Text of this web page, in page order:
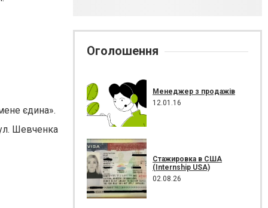
єдина».
Шевченка
Оголошення
Менеджер з продажів
12.01.16
Стажировка в США
(Internship USA)
02.08.26